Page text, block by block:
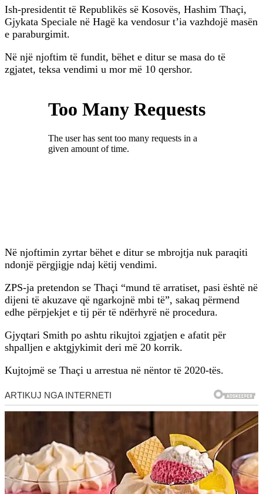
Ish-presidentit të Republikës së Kosovës, Hashim Thaçi,
Gjykata Speciale në Hagë ka vendosur t’ia vazhdojë masën
e paraburgimit.
Në një njoftim të fundit, bëhet e ditur se masa do të
zgjatet, teksa vendimi u mor më 10 qershor.
Në njoftimin zyrtar bëhet e ditur se mbrojtja nuk paraqiti
ndonjë përgjigje ndaj këtij vendimi.
ZPS-ja pretendon se Thaçi “mund të arratiset, pasi është në
dijeni të akuzave që ngarkojnë mbi të”, sakaq përmend
edhe përpjekjet e tij për të ndërhyrë në procedura.
Gjyqtari Smith po ashtu rikujtoi zgjatjen e afatit për
shpalljen e aktgjykimit deri më 20 korrik.
Kujtojmë se Thaçi u arrestua në nëntor të 2020-tës.